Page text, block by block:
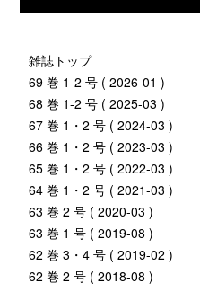
雑誌トップ
69 巻 1-2 号 ( 2026-01 )
68 巻 1-2 号 ( 2025-03 )
67 巻 1・2 号 ( 2024-03 )
66 巻 1・2 号 ( 2023-03 )
65 巻 1・2 号 ( 2022-03 )
64 巻 1・2 号 ( 2021-03 )
63 巻 2 号 ( 2020-03 )
63 巻 1 号 ( 2019-08 )
62 巻 3・4 号 ( 2019-02 )
62 巻 2 号 ( 2018-08 )